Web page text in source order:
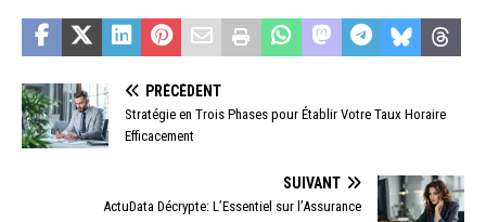
PRÉCÉDENT
Stratégie en Trois Phases pour Établir Votre Taux Horaire
Efficacement
SUIVANT
ActuData Décrypte: L’Essentiel sur l’Assurance